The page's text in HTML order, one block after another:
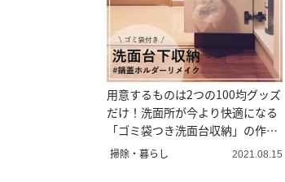
用意するものは2つの100均グッズ
だけ！洗面所が今より快適になる
「ゴミ袋つき洗面台収納」の作り
方
掃除・暮らし 2021.08.15